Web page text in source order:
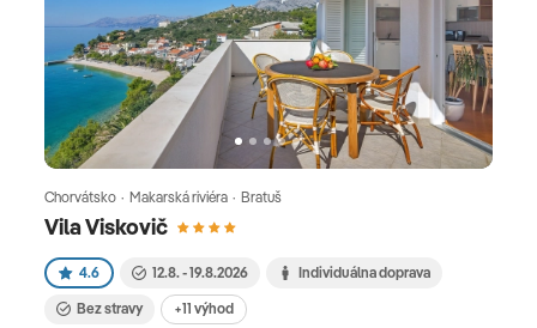
Vila Viskovič
Chorvátsko · Makarská riviéra · Bratuš
4.6 12.8. - 19.8.2026 Individuálna doprava
Bez stravy +11 výhod